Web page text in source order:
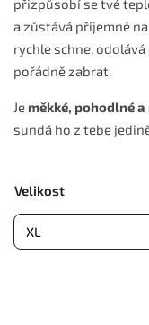
přizpůsobí se tvé
a zůstává příjemné
rychle schne,
pořádně zabrat.
Je měkké, pohodlné a
sundá ho z tebe
Velikost